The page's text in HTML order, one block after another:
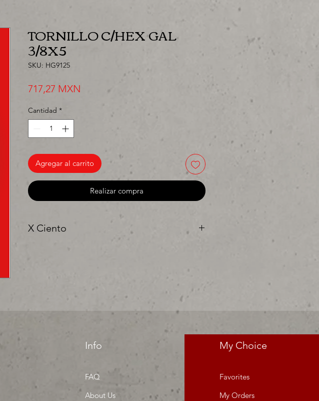
TORNILLO C/HEX GAL
3/8X5
SKU: HG9125
717,27 MXN
Cantidad *
Agregar al carrito
Realizar compra
X Ciento
Info
FAQ
About Us
My Choice
Favorites
My Orders